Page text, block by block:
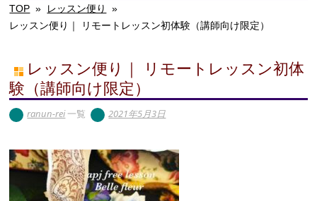
content
TOP » レッスン便り
»
レッスン便り｜ リモートレッスン初体験（講師向け限定）
レッスン便り｜ リモートレッスン初体
験（講師向け限定）
ranun-rei一覧 2021年5月3日